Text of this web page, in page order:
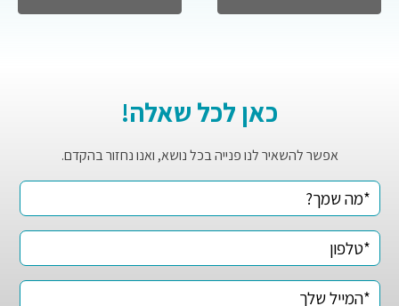
כאן לכל שאלה!
אפשר להשאיר לנו פנייה בכל נושא, ואנו נחזור בהקדם.